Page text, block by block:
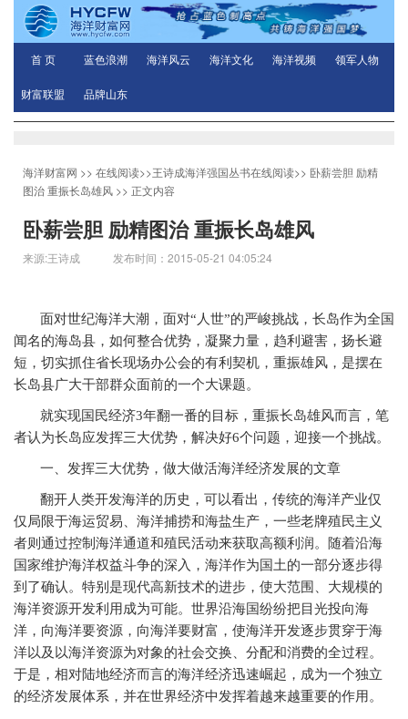
首 页 蓝色浪潮 海洋风云 海洋文化 海洋视频 领军人物
财富联盟 品牌山东
海洋财富网 >> 在线阅读>>王诗成海洋强国丛书在线阅读>> 卧薪尝胆 励精
图治 重振长岛雄风 >> 正文内容
卧薪尝胆 励精图治 重振长岛雄风
来源:王诗成 发布时间：2015-05-21 04:05:24
面对世纪海洋大潮，面对“人世”的严峻挑战，长岛作为全国
闻名的海岛县，如何整合优势，凝聚力量，趋利避害，扬长避
短，切实抓住省长现场办公会的有利契机，重振雄风，是摆在
长岛县广大干部群众面前的一个大课题。
就实现国民经济3年翻一番的目标，重振长岛雄风而言，笔
者认为长岛应发挥三大优势，解决好6个问题，迎接一个挑战。
一、发挥三大优势，做大做活海洋经济发展的文章
翻开人类开发海洋的历史，可以看出，传统的海洋产业仅
仅局限于海运贸易、海洋捕捞和海盐生产，一些老牌殖民主义
者则通过控制海洋通道和殖民活动来获取高额利润。随着沿海
国家维护海洋权益斗争的深入，海洋作为国土的一部分逐步得
到了确认。特别是现代高新技术的进步，使大范围、大规模的
海洋资源开发利用成为可能。世界沿海国纷纷把目光投向海
洋，向海洋要资源，向海洋要财富，使海洋开发逐步贯穿于海
洋以及以海洋资源为对象的社会交换、分配和消费的全过程。
于是，相对陆地经济而言的海洋经济迅速崛起，成为一个独立
的经济发展体系，并在世界经济中发挥着越来越重要的作用。